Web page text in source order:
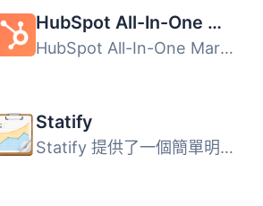
HubSpot All-In-One Marketing – Forms, Popups, Live Chat
HubSpot All-In-One Marketing 外掛是一個強大的 CRM 平台，...
Statify
Statify 提供了一個簡單明瞭且節省空間的網站瀏覽次數查詢功...